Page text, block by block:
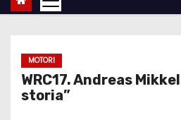
n
MOTORI
WRC17. Andreas
storia”